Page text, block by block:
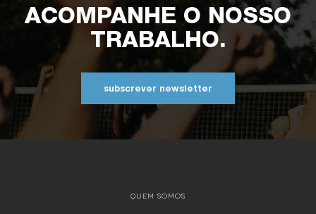
ACOMPANHE O NOSSO
TRABALHO.
subscrever newsletter
QUEM SOMOS